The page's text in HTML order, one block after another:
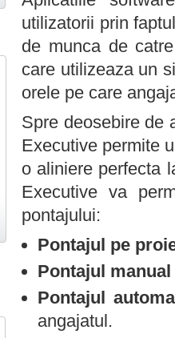
utilizatorii prin
de munca de
care utilizeaza un
orele pe care
Spre deosebire de
Executive permite
o aliniere perfecta
Executive va
pontajului:
Pontajul pe
Pontajul manual
Pontajul
angajatul.